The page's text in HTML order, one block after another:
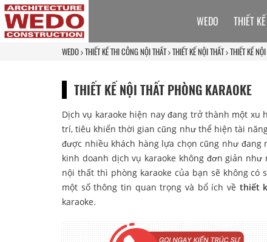
WEDO THIẾT KẾ THI CÔNG NỘI THẤT THIẾT KẾ NỘI THẤT THIẾT KẾ
THIẾT KẾ NỘI THẤT PHÒNG KARAOKE
Dịch vụ karaoke hiện nay đang trở thành một xu
trí, tiêu khiển thời gian cũng như thể hiện tài
được nhiều khách hàng lựa chọn cũng như
kinh doanh dịch vụ karaoke không đơn giản
nội thất thì phòng karaoke của bạn sẽ không
một số thông tin quan trọng và bổ ích về thiết
karaoke.
WEDO THIẾT